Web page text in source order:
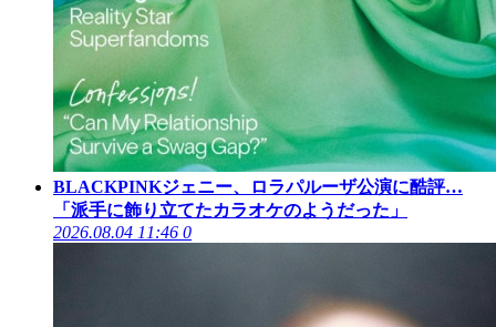
BLACKPINKジェニー、ロラパルーザ公演に酷評…
「派手に飾り立てたカラオケのようだった」
2026.08.04 11:46 0